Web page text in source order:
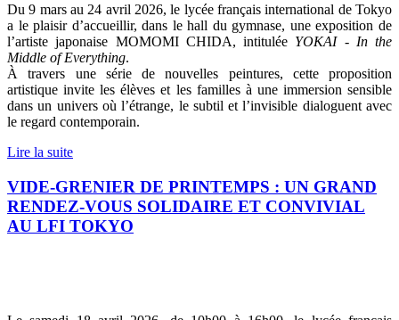
Du 9 mars au 24 avril 2026, le lycée français international de Tokyo
a le plaisir d’accueillir, dans le hall du gymnase, une exposition de
l’artiste japonaise MOMOMI CHIDA, intitulée YOKAI - In the
Middle of Everything.
À travers une série de nouvelles peintures, cette proposition
artistique invite les élèves et les familles à une immersion sensible
dans un univers où l’étrange, le subtil et l’invisible dialoguent avec
le regard contemporain.
Lire la suite
VIDE-GRENIER DE PRINTEMPS : UN GRAND
RENDEZ-VOUS SOLIDAIRE ET CONVIVIAL
AU LFI TOKYO